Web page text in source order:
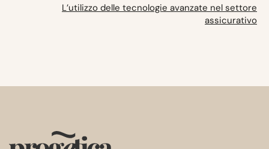
L’utilizzo delle tecnologie avanzate nel settore
assicurativo